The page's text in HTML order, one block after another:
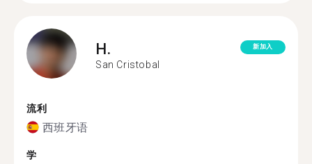
H.
San Cristobal
新加入
流利
西班牙语
学